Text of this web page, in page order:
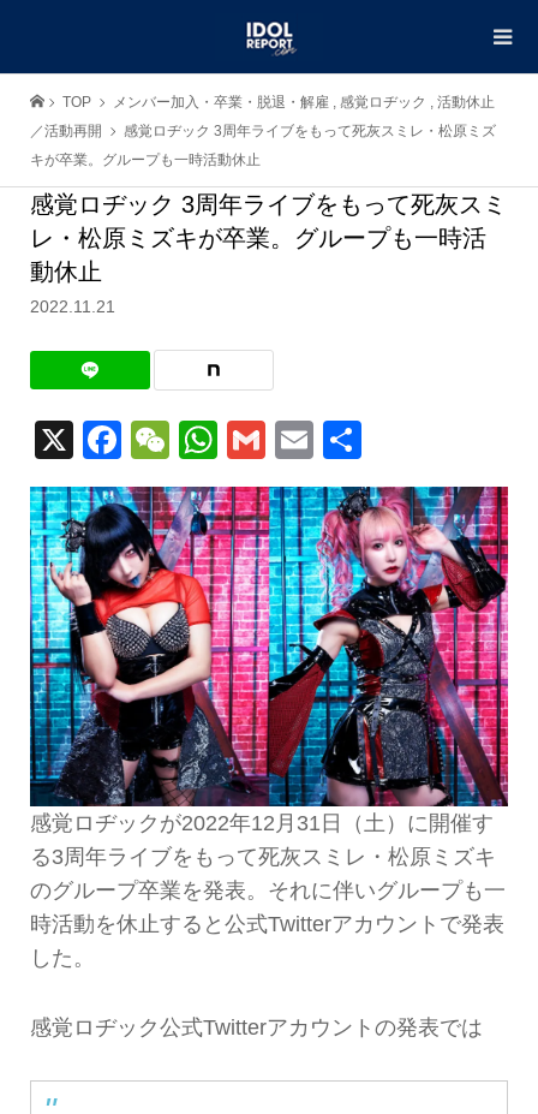
TOP メンバー加入・卒業・脱退・解雇 , 感覚ロヂック , 活動休止
／活動再開
感覚ロヂック 3周年ライブをもって死灰スミレ・松原ミズ
キが卒業。グループも一時活動休止
感覚ロヂック 3周年ライブをもって死灰スミ
レ・松原ミズキが卒業。グループも一時活
動休止
2022.11.21
X Facebook
WeChat
WhatsApp
GmailEmail
有
感覚ロヂックが2022年12月31日（土）に開催す
る3周年ライブをもって死灰スミレ・松原ミズキ
のグループ卒業を発表。それに伴いグループも一
時活動を休止すると公式Twitterアカウントで発表
した。
感覚ロヂック公式Twitterアカウントの発表では